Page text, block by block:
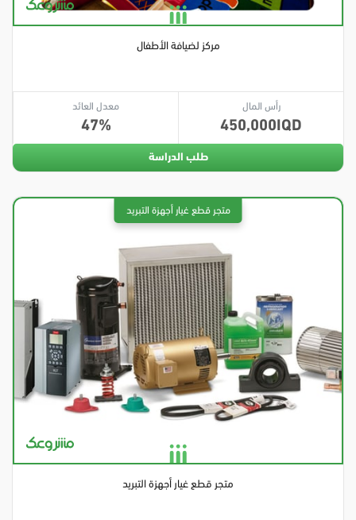
مركز لضيافة الأطفال
رأس المال
450,000
معدل العائد
47
طلب الدراسة
متجر قطع غيار أجهزة التبريد